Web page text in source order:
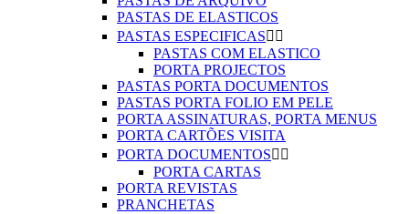
PASTAS DE ELASTICOS
PASTAS ESPECIFICAS 
PASTAS COM ELASTICO
PORTA PROJECTOS
PASTAS PORTA DOCUMENTOS
PASTAS PORTA FOLIO EM PELE
PORTA ASSINATURAS, PORTA MENUS
PORTA CARTÕES VISITA
PORTA DOCUMENTOS 
PORTA CARTAS
PORTA REVISTAS
PRANCHETAS